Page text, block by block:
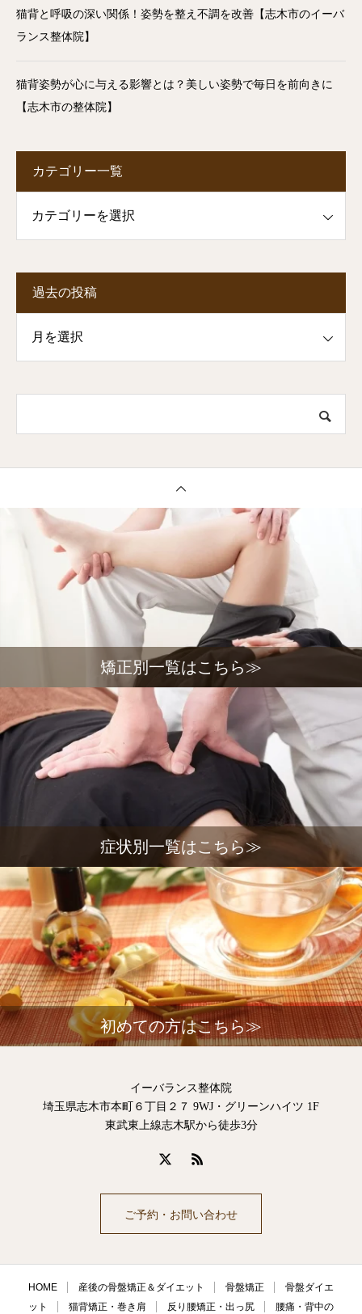
猫背と呼吸の深い関係！姿勢を整え不調を改善【志木市のイーバ
ランス整体院】
猫背姿勢が心に与える影響とは？美しい姿勢で毎日を前向きに
【志木市の整体院】
カテゴリー一覧
過去の投稿
矯正別一覧はこちら≫
症状別一覧はこちら≫
初めての方はこちら≫
イーバランス整体院
埼玉県志木市本町６丁目２７ 9WJ・グリーンハイツ 1F
東武東上線志木駅から徒歩3分
ご予約・お問い合わせ
HOME 産後の骨盤矯正＆ダイエット 骨盤矯正
骨盤ダイエ
ット
猫背矯正・巻き肩 反り腰矯正・出っ尻 腰痛・背中の